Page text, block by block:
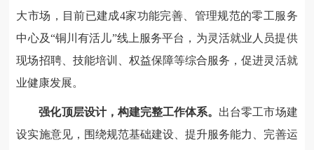
大市场，目前已建成4家功能完善、管理规范的零工服务
中心及“铜川有活儿”线上服务平台，为灵活就业人员提供
现场招聘、技能培训、权益保障等综合服务，促进灵活就
业健康发展。
强化顶层设计，构建完整工作体系。 出台零工市场建
设实施意见，围绕规范基础建设、提升服务能力、完善运